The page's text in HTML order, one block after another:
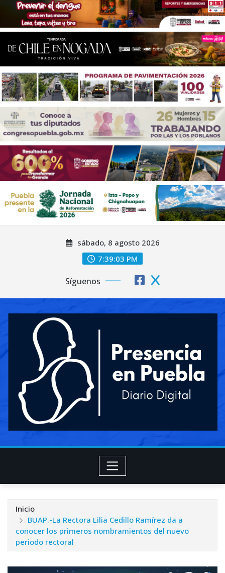
sábado, 8 agosto 2026
7:39:05 PM
Síguenos
Inicio
BUAP.-La Rectora Lilia Cedillo Ramírez da a
conocer los primeros nombramientos del nuevo
periodo rectoral